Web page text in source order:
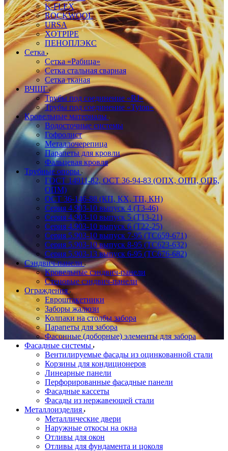
K-FLEX
ROCKWOOL
URSA
XOTPIPE
ПЕНОПЛЭКС
Сетка
Сетка «Рабица»
Сетка стальная сварная
Сетка тканая
ВЧШГ
Трубы под соединение «RJ»
Трубы под соединение «Tyton»
Кровельные материалы
Водосточные системы
Гофролист
Металлочерепица
Парапеты для кровли
Фальцевая кровля
Трубные опоры
ГОСТ 14911-82, ОСТ 36-94-83 (ОПХ, ОПП, ОПБ,
ОПМ)
ОСТ 36-146-88 (КП, КХ, ТП, КН)
Серия 4.903-10 выпуск 4 (Т3-46)
Серия 4.903-10 выпуск 5 (Т13-21)
Серия 4.903-10 выпуск 6 (Т22-25)
Серия 5.903-10 выпуск 7-95 (ТС659-671)
Серия 5.903-10 выпуск 8-95 (ТС623-632)
Серия 5.903-13 выпуск 6-95 (ТС676-682)
Сэндвич-панели
Кровельные сэндвич-панели
Стеновые сэндвич-панели
Ограждения
Евроштакетники
Заборы жалюзи
Колпаки на столбы забора
Парапеты для забора
Фасонные (доборные) элементы для забора
Фасадные системы
Вентилируемые фасады из оцинкованной стали
Корзины для кондиционеров
Линеарные панели
Перфорированные фасадные панели
Фасадные кассеты
Фасады из нержавеющей стали
Металлоизделия
Металлические двери
Наружные откосы на окна
Отливы для окон
Отливы для фундамента и цоколя